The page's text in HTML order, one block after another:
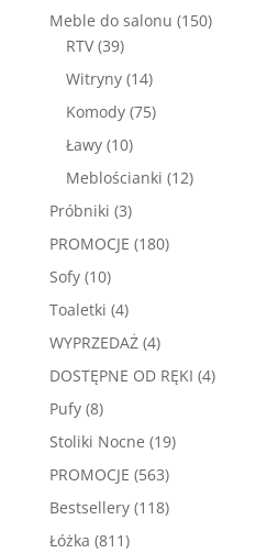
Meble do salonu 150150
RTV 3939
produktów
Witryny 1414
produktów
Komody 7575
Ławy 1010
produktów
Meblościanki 1212
Próbniki 33
produkty
PROMOCJE 180180
Sofy 1010
produktów
Toaletki 44
produkty
WYPRZEDAŻ 44
produkty
DOSTĘPNE OD RĘKI 44
Pufy 88
produktów
Stoliki Nocne 1919
PROMOCJE 563563
produkty
Bestsellery 118118
Łóżka 811811